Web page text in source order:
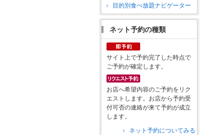
目的別食べ放題ナビゲーター
ネット予約の種類
サイト上で予約完了した時点で
ご予約が確定します。
お店へ希望内容のご予約をリク
エストします。お店から予約受
付可否の連絡が来て予約が成立
します。
ネット予約についてみる